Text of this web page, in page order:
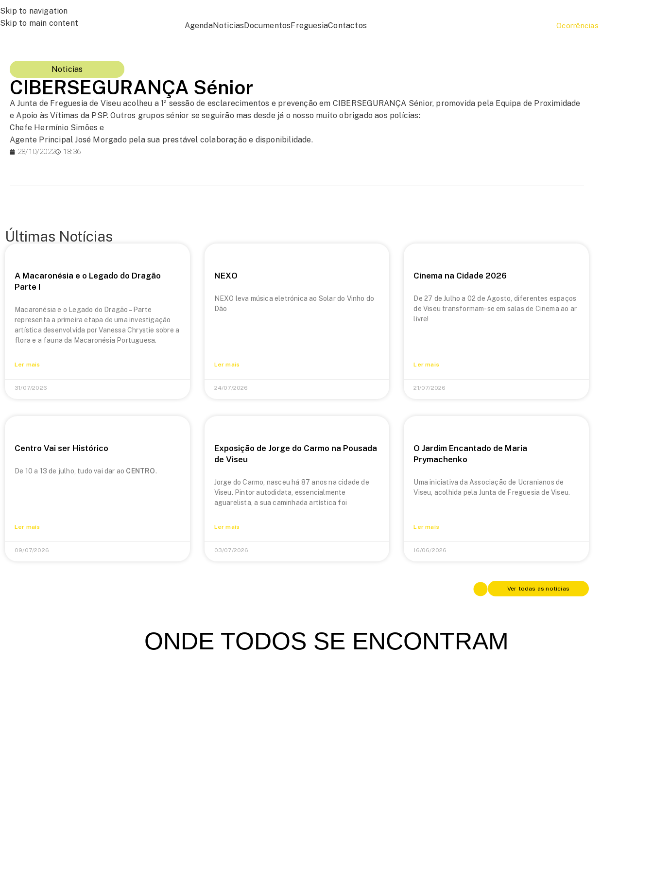
Skip to navigation
Skip to main content
AgendaNoticiasDocumentosFreguesiaContactos Ocorrências
Noticias
CIBERSEGURANÇA Sénior
A Junta de Freguesia de Viseu acolheu a 1ª sessão de esclarecimentos e prevenção em CIBERSEGURANÇA Sénior, promovida pela Equipa de Proximidade
e Apoio às Vítimas da PSP. Outros grupos sénior se seguirão mas desde já o nosso muito obrigado aos polícias:
Chefe Hermínio Simões e
Agente Principal José Morgado pela sua prestável colaboração e disponibilidade.
28/10/2022 18:36
Últimas Notícias
A Macaronésia e o Legado do Dragão
Parte I
Macaronésia e o Legado do Dragão – Parte
representa a primeira etapa de uma investigação
artística desenvolvida por Vanessa Chrystie sobre a
flora e a fauna da Macaronésia Portuguesa.
Ler mais
31/07/2026
NEXO
NEXO leva música eletrónica ao Solar do Vinho do
Dão
Ler mais
24/07/2026
Cinema na Cidade 2026
De 27 de Julho a 02 de Agosto, diferentes espaços
de Viseu transformam-se em salas de Cinema ao ar
livre!
Ler mais
21/07/2026
Centro Vai ser Histórico
De 10 a 13 de julho, tudo vai dar ao CENTRO.
Ler mais
09/07/2026
Exposição de Jorge do Carmo na Pousada
de Viseu
Jorge do Carmo, nasceu há 87 anos na cidade de
Viseu. Pintor autodidata, essencialmente
aguarelista, a sua caminhada artística foi
Ler mais
03/07/2026
O Jardim Encantado de Maria
Prymachenko
Uma iniciativa da Associação de Ucranianos de
Viseu, acolhida pela Junta de Freguesia de Viseu.
Ler mais
16/06/2026
Ver todas as notícias
ONDE TODOS SE ENCONTRAM